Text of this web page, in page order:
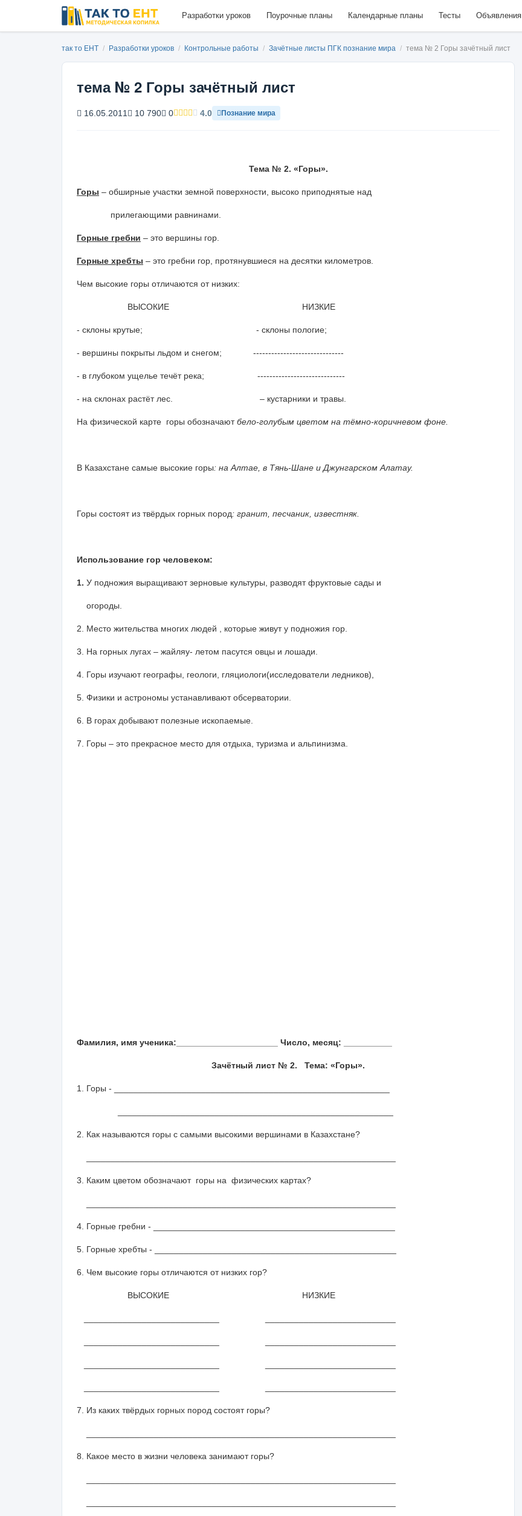
Разработки уроков Поурочные планы Календарные планы Тесты Объявления
так то ЕНТ / Разработки уроков / Контрольные работы / Зачётные листы ПГК познание мира / тема № 2 Горы зачётный лист
тема № 2 Горы зачётный лист
16.05.2011 10 790 0 4.0 Познание мира
Тема № 2. «Горы».
Горы – обширные участки земной поверхности, высоко приподнятые над
прилегающими равнинами.
Горные гребни – это вершины гор.
Горные хребты – это гребни гор, протянувшиеся на десятки километров.
Чем высокие горы отличаются от низких:
ВЫСОКИЕ НИЗКИЕ
- склоны крутые; - склоны пологие;
- вершины покрыты льдом и снегом; ------------------------------
- в глубоком ущелье течёт река; -----------------------------
- на склонах растёт лес. – кустарники и травы.
На физической карте горы обозначаютбело-голубым цветом на тёмно-коричневом фоне.
В Казахстане самые высокие горы: на Алтае, в Тянь-Шане и Джунгарском Алатау.
Горы состоят из твёрдых горных пород: гранит, песчаник, известняк.
Использование гор человеком:
1. У подножия выращивают зерновые культуры, разводят фруктовые сады и
огороды.
2. Место жительства многих людей , которые живут у подножия гор.
3. На горных лугах – жайляу- летом пасутся овцы и лошади.
4. Горы изучают географы, геологи, гляциологи(исследователи ледников),
5. Физики и астрономы устанавливают обсерватории.
6. В горах добывают полезные ископаемые.
7. Горы – это прекрасное место для отдыха, туризма и альпинизма.
Фамилия, имя ученика:_____________________ Число, месяц: __________
Зачётный лист № 2. Тема: «Горы».
1. Горы - _________________________________________________________
2. Как называются горы с самыми высокими вершинами в Казахстане?
3. Каким цветом обозначают горы на физических картах?
4. Горные гребни - __________________________________________________
5. Горные хребты - __________________________________________________
6. Чем высокие горы отличаются от низких гор?
ВЫСОКИЕ НИЗКИЕ
7. Из каких твёрдых горных пород состоят горы?
8. Какое место в жизни человека занимают горы?